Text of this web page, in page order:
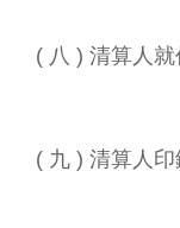
( 八 ) 清算人就
( 九 ) 清算人印